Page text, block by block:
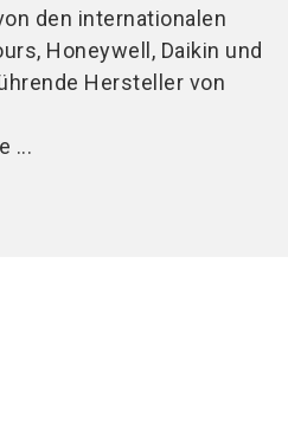
den internationalen
Honeywell, Daikin und
Hersteller von
...